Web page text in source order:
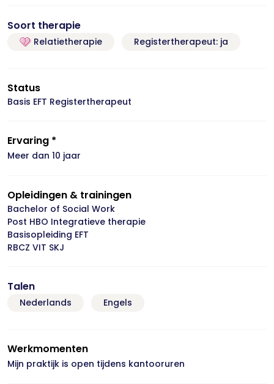
Soort therapie
Relatietherapie Registertherapeut: ja
Status
Basis EFT Registertherapeut
Ervaring *
Meer dan 10 jaar
Opleidingen & trainingen
Bachelor of Social Work
Post HBO Integratieve therapie
Basisopleiding EFT
RBCZ VIT SKJ
Talen
Nederlands Engels
Werkmomenten
Mijn praktijk is open tijdens kantooruren